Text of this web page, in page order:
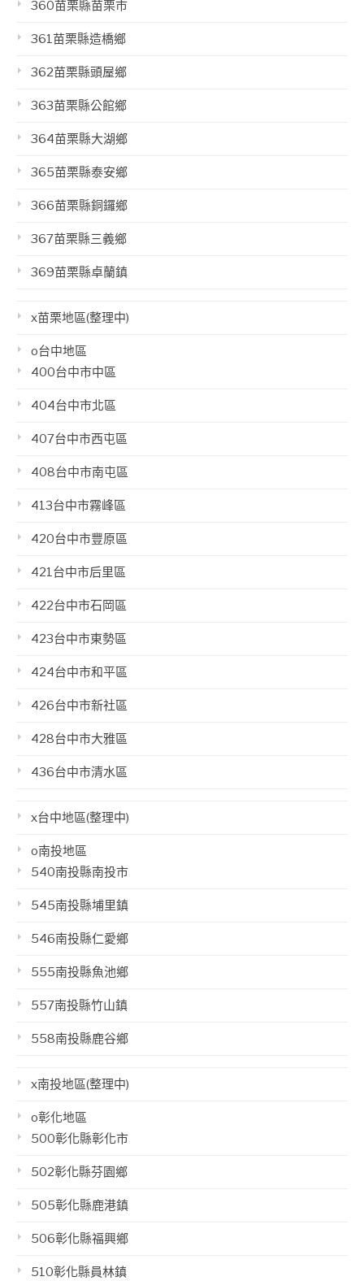
360苗栗縣苗栗市
361苗栗縣造橋鄉
362苗栗縣頭屋鄉
363苗栗縣公館鄉
364苗栗縣大湖鄉
365苗栗縣泰安鄉
366苗栗縣銅鑼鄉
367苗栗縣三義鄉
369苗栗縣卓蘭鎮
x苗栗地區(整理中)
o台中地區
400台中市中區
404台中市北區
407台中市西屯區
408台中市南屯區
413台中市霧峰區
420台中市豐原區
421台中市后里區
422台中市石岡區
423台中市東勢區
424台中市和平區
426台中市新社區
428台中市大雅區
436台中市清水區
x台中地區(整理中)
o南投地區
540南投縣南投市
545南投縣埔里鎮
546南投縣仁愛鄉
555南投縣魚池鄉
557南投縣竹山鎮
558南投縣鹿谷鄉
x南投地區(整理中)
o彰化地區
500彰化縣彰化市
502彰化縣芬園鄉
505彰化縣鹿港鎮
506彰化縣福興鄉
510彰化縣員林鎮